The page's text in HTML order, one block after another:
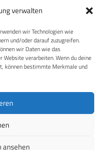
verwalten
wir Technologien wie
und/oder darauf zuzugreifen.
wir Daten wie das
verarbeiten. Wenn du deine
können bestimmte Merkmale und
ansehen